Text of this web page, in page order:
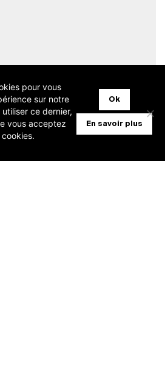
: Présentation
Peppol (17/11 +
pour vous
sur notre
ce dernier,
vous acceptez
Ok
En savoir plus